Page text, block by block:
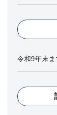
令和9年末